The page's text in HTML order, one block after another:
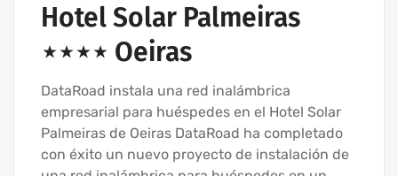
Hotel Solar Palmeiras
⋆⋆⋆⋆ Oeiras
DataRoad instala una red inalámbrica
empresarial para huéspedes en el Hotel Solar
Palmeiras de Oeiras DataRoad ha completado
con éxito un nuevo proyecto de instalación de